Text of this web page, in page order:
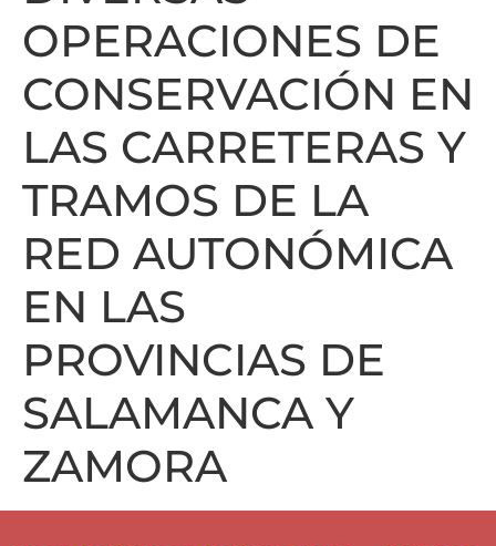
OPERACIONES DE
CONSERVACIÓN EN
LAS CARRETERAS Y
TRAMOS DE LA
RED AUTONÓMICA
EN LAS
PROVINCIAS DE
SALAMANCA Y
ZAMORA